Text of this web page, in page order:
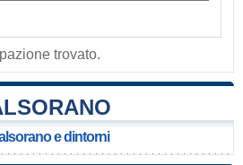
trovato.
e dintorni